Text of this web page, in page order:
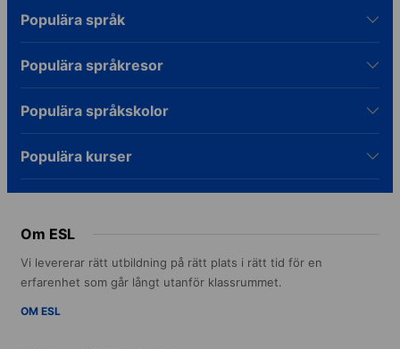
Populära språk
Populära språkresor
Populära språkskolor
Populära kurser
Om ESL
Vi levererar rätt utbildning på rätt plats i rätt tid för en
erfarenhet som går långt utanför klassrummet.
OM ESL